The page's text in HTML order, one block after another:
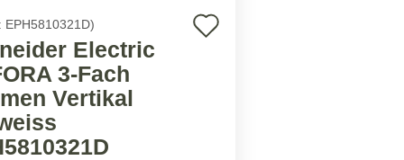
vergessen?
EPH5810321D)
Electric
3-Fach
Vertikal